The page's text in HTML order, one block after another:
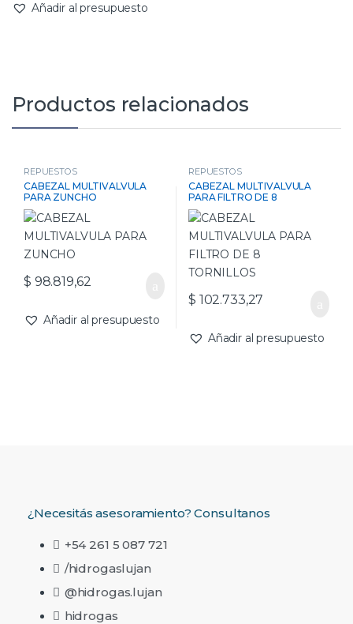
Añadir al presupuesto
Productos relacionados
REPUESTOS
CABEZAL MULTIVALVULA
PARA ZUNCHO
$ 98.819,62
Añadir al presupuesto
REPUESTOS
CABEZAL MULTIVALVULA
PARA FILTRO DE 8
TORNILLOS
$ 102.733,27
Añadir al presupuesto
¿Necesitás asesoramiento? Consultanos
+54 261 5 087 721
/hidrogaslujan
@hidrogas.lujan
hidrogas